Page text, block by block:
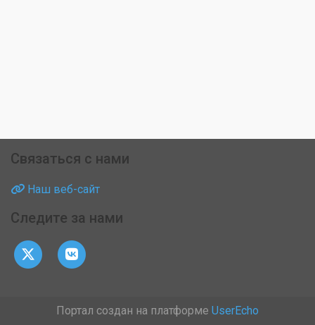
Связаться с нами
Наш веб-сайт
Следите за нами
Портал создан на платформе UserEcho